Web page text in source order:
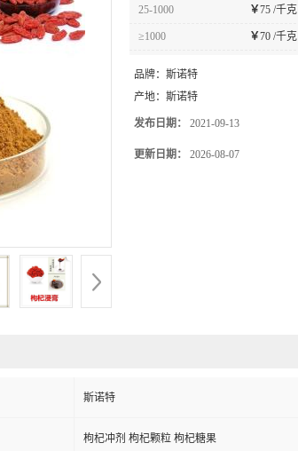
25-1000 ￥75 /千克
≥1000 ￥70 /千克
品牌： 斯诺特
产地： 斯诺特
发布日期： 2021-09-13
更新日期： 2026-08-07
斯诺特
枸杞冲剂 枸杞颗粒 枸杞糖果